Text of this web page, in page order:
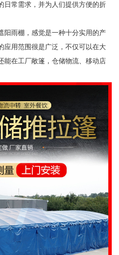
日常需求，并为人们提供方便的折
阳雨棚，感觉是一种十分实用的产
应用范围很是广泛，不仅可以在大
能在工厂敞篷，仓储物流、移动店